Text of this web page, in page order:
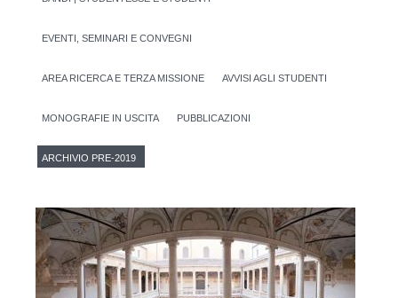
EVENTI, SEMINARI E CONVEGNI
AREA RICERCA E TERZA MISSIONE AVVISI AGLI STUDENTI
MONOGRAFIE IN USCITA PUBBLICAZIONI
ARCHIVIO PRE-2019